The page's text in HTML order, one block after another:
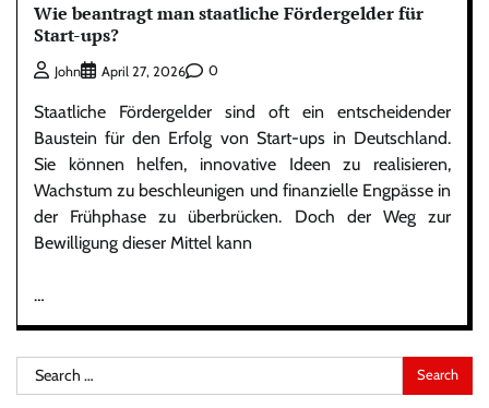
Wie beantragt man staatliche Fördergelder für
Start-ups?
John April 27, 2026 0
Staatliche Fördergelder sind oft ein entscheidender
Baustein für den Erfolg von Start-ups in Deutschland.
Sie können helfen, innovative Ideen zu realisieren,
Wachstum zu beschleunigen und finanzielle Engpässe in
der Frühphase zu überbrücken. Doch der Weg zur
Bewilligung dieser Mittel kann
…
Search
for: